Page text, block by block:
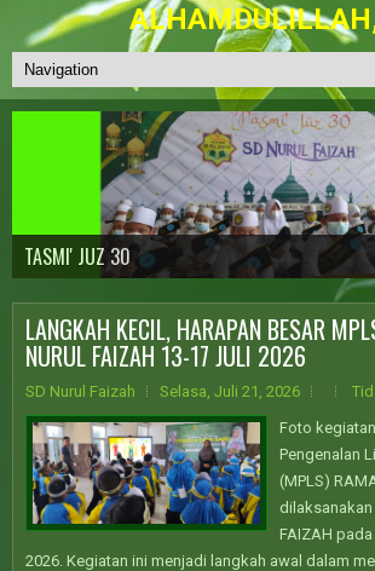
ALHAMDULILLAH,
ASSESSMENT PTM
TASMI' JUZ 30
PRAMUKA
GROUP PENCAK SILAT
ANBK
VAKSINASI COVID19
LANGKAH KECIL, HARAPAN BESAR
NURUL FAIZAH 13-17 JULI 2026
SD Nurul Faizah Selasa, Juli 21, 2026
Foto
Pengenalan
(MPLS)
dilaksanakan
FAIZAH
2026. Kegiatan ini menjadi langkah awal dalam